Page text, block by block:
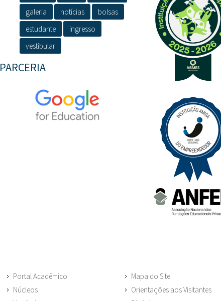
galeria
notícias
bolsas
estudante
ingresso
vestibular
PARCERIA
Portal Acadêmico
Núcleos
Mapa do Site
Orientações aos Visitantes